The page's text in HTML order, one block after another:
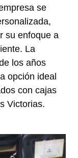
se
su enfoque a
La
los años
opción ideal
con cajas
Victorias.